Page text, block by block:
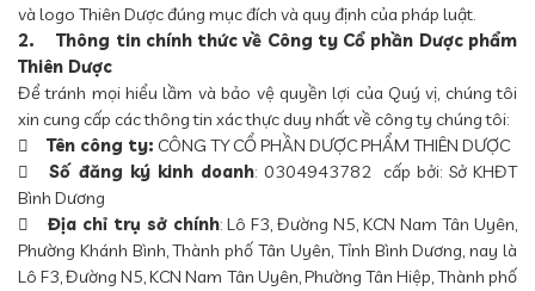
và logo Thiên Dược đúng mục đích và quy định của pháp luật.
2.
Thông tin chính thức về Công ty Cổ phần Dược phẩm
Thiên Dược
Để tránh mọi hiểu lầm và bảo vệ quyền lợi của Quý vị, chúng tôi
xin cung cấp các thông tin xác thực duy nhất về công ty chúng tôi:

Tên công ty: CÔNG TY CỔ PHẦN DƯỢC PHẨM THIÊN DƯỢC

Số đăng ký kinh doanh: 0304943782
cấp bởi: Sở KHĐT
Bình Dương

Địa chỉ trụ sở chính: Lô F3, Đường N5, KCN Nam Tân Uyên,
Phường Khánh Bình, Thành phố Tân Uyên, Tỉnh Bình Dương, nay là
Lô F3, Đường N5, KCN Nam Tân Uyên, Phường Tân Hiệp, Thành phố